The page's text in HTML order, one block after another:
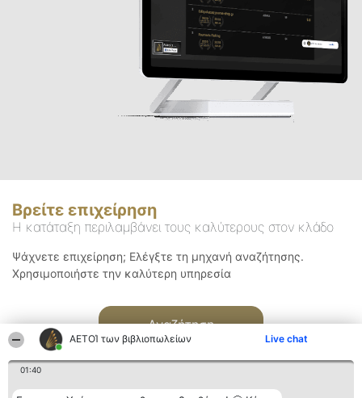
ΑΕΤΟΊ των βιβλιοπωλείων Live chat
01:40
Βρείτε επιχείρηση
Η κατάταξη περιλαμβάνει τους καλύτερους στον κλάδο
Ψάχνετε επιχείρηση; Ελέγξτε τη μηχανή αναζήτησης.
Χρησιμοποιήστε την καλύτερη υπηρεσία
Αναζήτηση